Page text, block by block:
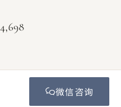
4,698
微信咨询